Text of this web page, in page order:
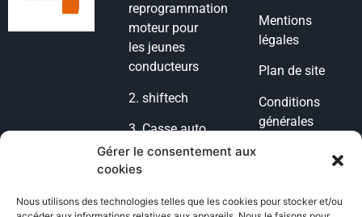
Gérer le consentement aux
cookies
Nous utilisons des technologies telles que les cookies pour stocker et/ou
reprogrammation
moteur pour
les jeunes
conducteurs
2.shiftech
3.Casse auto
lyon
4.
77
Mentions
légales
Plan de site
Conditions
générales
vente